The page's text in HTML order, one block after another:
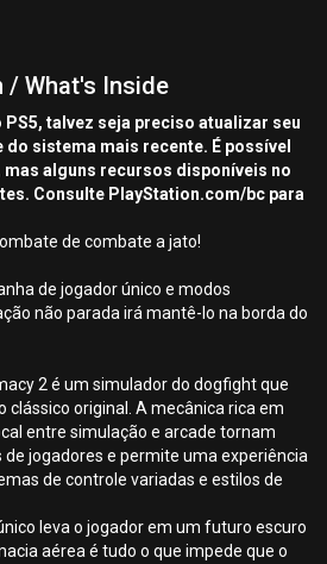
/ What's Inside
talvez seja preciso atualizar seu
sistema mais recente. É possível
mas alguns recursos disponíveis no
Consulte PlayStation.com/bc para
de combate a jato!
de jogador único e modos
não parada irá mantê-lo na borda do
2 é um simulador do dogfight que
clássico original. A mecânica rica em
entre simulação e arcade tornam
de jogadores e permite uma experiência
de controle variadas e estilos de
leva o jogador em um futuro escuro
aérea é tudo o que impede que o